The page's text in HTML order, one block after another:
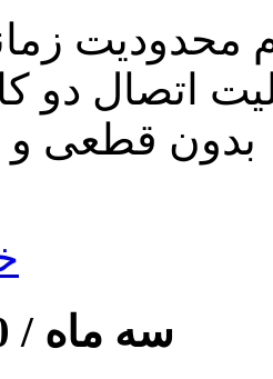
محدودیت
اتصال دو
بدون قطعی
سه ماه /